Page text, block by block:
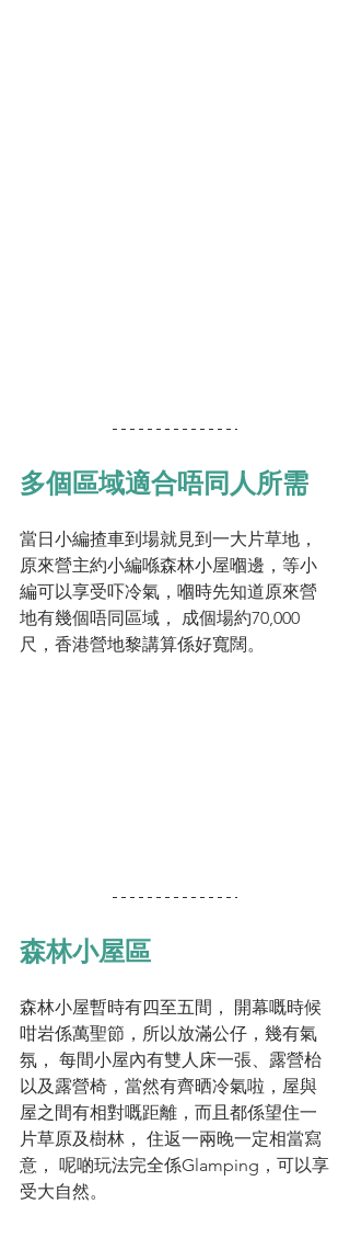
多個區域適合唔同人所需
當日小編揸車到場就見到一大片草地，
原來營主約小編喺森林小屋嗰邊，等小
編可以享受吓冷氣，嗰時先知道原來營
地有幾個唔同區域， 成個場約70,000
尺，香港營地黎講算係好寬闊。
森林小屋區
森林小屋暫時有四至五間， 開幕嘅時候
咁岩係萬聖節，所以放滿公仔，幾有氣
氛， 每間小屋內有雙人床一張、露營枱
以及露營椅，當然有齊晒冷氣啦，屋與
屋之間有相對嘅距離，而且都係望住一
片草原及樹林， 住返一兩晚一定相當寫
意， 呢啲玩法完全係Glamping，可以享
受大自然。